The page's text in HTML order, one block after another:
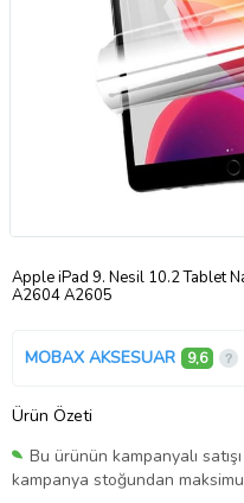
Apple iPad 9. Nesil 10.2 Tablet
A2604 A2605
MOBAX AKSESUAR 9,6
Ürün Özeti
Bu ürünün kampanyalı
kampanya stoğundan